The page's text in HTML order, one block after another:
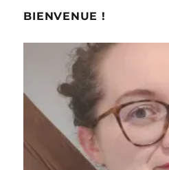
BIENVENUE !